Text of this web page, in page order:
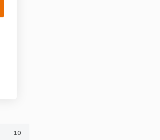
10